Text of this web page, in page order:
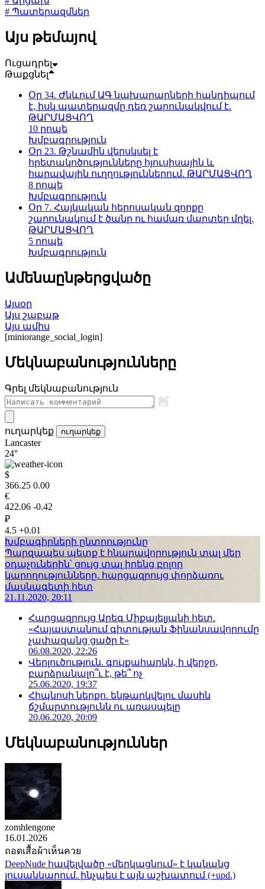
# Պատերազմներ
Այս թեմայով
Ուցադրել
Թաքցնել
Օր 34. Ժնևում ԱԳ նախարարների հանդիպում
է, իսկ պատերազմը դեռ շարունակվում է.
ԹԱՐՄԱՑՎՈՂ
10 րոպե
Խմբագրություն
Օր 23. Թշնամին վերսկսել է
հրետակոծությունները հյուսիսային և
հարավային ուղղություններում. ԹԱՐՄԱՑՎՈՂ
8 րոպե
Խմբագրություն
Օր 7. Հայկական հերոսական զորքը
շարունակում է ծանր ու համառ մարտեր մղել.
ԹԱՐՄԱՑՎՈՂ
5 րոպե
Խմբագրություն
Ամենաընթերցվածը
Այսօր
Այս շաբաթ
Այս ամիս
[miniorange_social_login]
Մեկնաբանությունները
Գրել մեկնաբանություն
ուղարկեք ուղարկեք
Lancaster
24°
$
366.25 0.00
€
422.06 -0.42
₽
4.5 +0.01
Խմբագիրների ընտրությունը
Պարզապես պետք է հնարավորություն տալ մեր
օդաչուներին՝ ցույց տալ իրենց բոլոր
կարողությունները. հարցազրույց փորձառու
մասնագետի հետ
21.11.2020, 20:11
Հարցազրույց Արեգ Միքայելյանի հետ.
«Հայաստանում գիտության ֆինանսավորումը
չափազանց ցածր է»
06.08.2020, 22:26
Վերլուծություն. գույքահարկն, ի վերջո,
բարձրանալո՞ւ է, թե՞ ոչ
25.06.2020, 19:37
Հիպնոսի ներքո. ենթարկվելու մասին
ճշմարտությունն ու առասպելը
20.06.2020, 20:09
Մեկնաբանություններ
zomhlengone
16.01.2026
ถอดเสื้อผ้าเห็นควย
DeepNude հավելվածը «մերկացնում» է կանանց
լուսանկարում. ինչպես է այն աշխատում (+upd.)